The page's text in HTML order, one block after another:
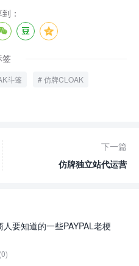
：
签
斗篷 仿牌CLOAK
下一篇
仿牌独立站代运营
要知道的一些PAYPAL老梗